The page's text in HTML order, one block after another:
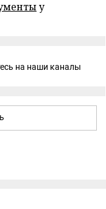
у
на наши каналы